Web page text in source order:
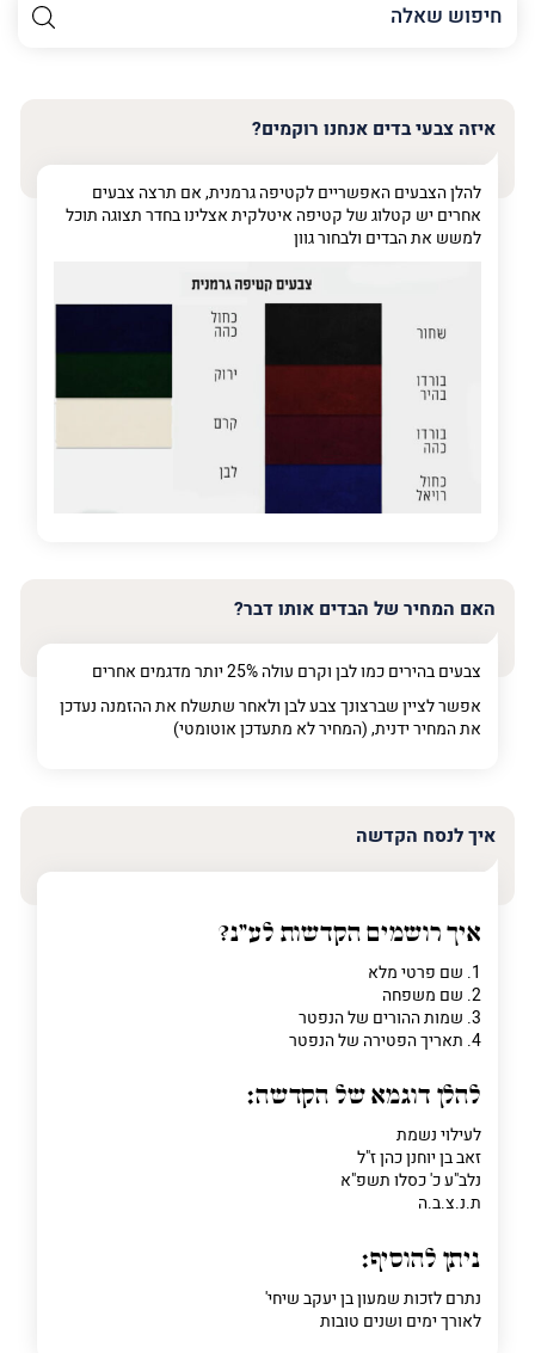
השם
שלך
טלפון (חובה)
פרט על מה מדובר
איזה צבעי בדים אנחנו רוקמים?
להלן הצבעים האפשריים לקטיפה גרמנית, אם תרצה צבעים
אחרים יש קטלוג של קטיפה איטלקית אצלינו בחדר תצוגה תוכל
למשש את הבדים ולבחור גוון
האם המחיר של הבדים אותו דבר?
צבעים בהירים כמו לבן וקרם עולה 25% יותר מדגמים אחרים
אפשר לציין שברצונך צבע לבן ולאחר שתשלח את ההזמנה נעדכן
את המחיר ידנית, (המחיר לא מתעדכן אוטומטי)
איך לנסח הקדשה
איך רושמים הקדשות לע"נ?
1. שם פרטי מלא
2. שם משפחה
3. שמות ההורים של הנפטר
4. תאריך הפטירה של הנפטר
להלן דוגמא של הקדשה:
לעילוי נשמת
זאב בן יוחנן כהן ז"ל
נלב"ע כ' כסלו תשפ"א
ת.נ.צ.ב.ה
ניתן להוסיף:
נתרם לזכות שמעון בן יעקב שיחי'
לאורך ימים ושנים טובות